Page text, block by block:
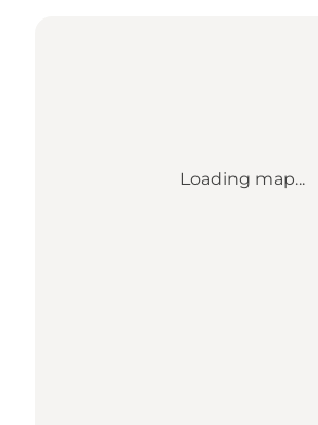
Loading map...